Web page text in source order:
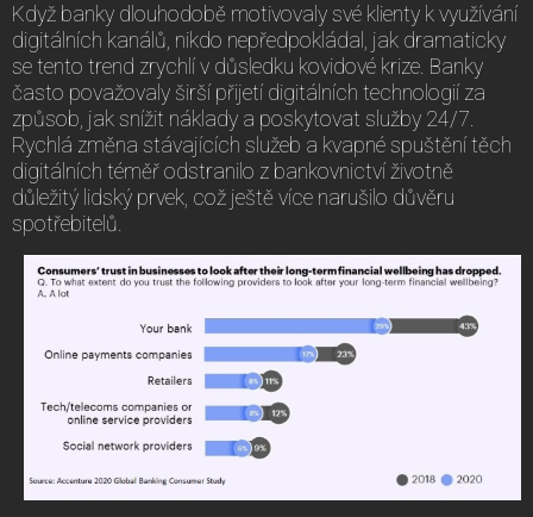
Když banky dlouhodobě motivovaly své klienty k využívání
digitálních kanálů, nikdo nepředpokládal, jak dramaticky
se tento trend zrychlí v důsledku kovidové krize. Banky
často považovaly širší přijetí digitálních technologií za
způsob, jak snížit náklady a poskytovat služby 24/7.
Rychlá změna stávajících služeb a kvapné spuštění těch
digitálních téměř odstranilo z bankovnictví životně
důležitý lidský prvek, což ještě více narušilo důvěru
spotřebitelů.